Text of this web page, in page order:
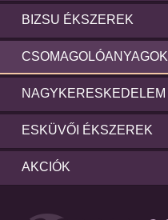
BIZSU ÉKSZEREK
CSOMAGOLÓANYAGOK
NAGYKERESKEDELEM
ESKÜVŐI ÉKSZEREK
AKCIÓK